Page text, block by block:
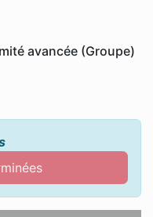
avancée (Groupe)